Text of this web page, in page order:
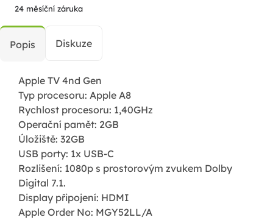
24 měsíční záruka
Popis Diskuze
Apple TV 4nd Gen
Typ procesoru: Apple A8
Rychlost procesoru: 1,40GHz
Operační pamět: 2GB
Úložiště: 32GB
USB porty: 1x USB-C
Rozlišení: 1080p s prostorovým zvukem Dolby
Digital 7.1.
Display připojení: HDMI
Apple Order No: MGY52LL/A